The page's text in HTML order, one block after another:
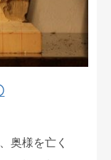
奥様を亡く